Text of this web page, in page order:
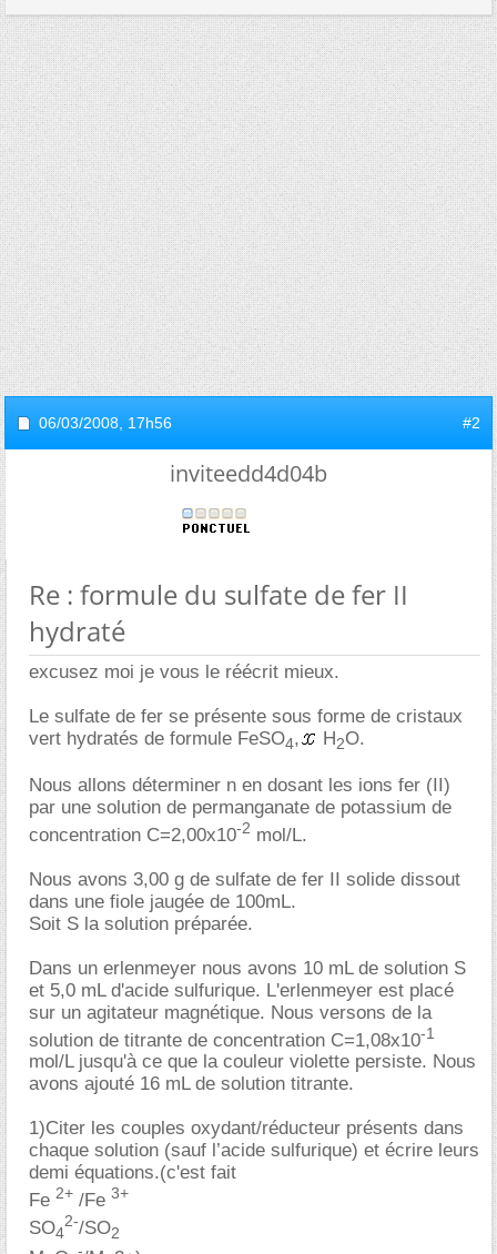
06/03/2008, 17h56 #2
inviteedd4d04b
Re : formule du sulfate de fer II
hydraté
excusez moi je vous le réécrit mieux.
Le sulfate de fer se présente sous forme de cristaux
vert hydratés de formule FeSO4, H2O.
Nous allons déterminer n en dosant les ions fer (II)
par une solution de permanganate de potassium de
concentration C=2,00x10-2 mol/L.
Nous avons 3,00 g de sulfate de fer II solide dissout
dans une fiole jaugée de 100mL.
Soit S la solution préparée.
Dans un erlenmeyer nous avons 10 mL de solution S
et 5,0 mL d'acide sulfurique. L'erlenmeyer est placé
sur un agitateur magnétique. Nous versons de la
solution de titrante de concentration C=1,08x10-1
mol/L jusqu'à ce que la couleur violette persiste. Nous
avons ajouté 16 mL de solution titrante.
1)Citer les couples oxydant/réducteur présents dans
chaque solution (sauf l’acide sulfurique) et écrire leurs
demi équations.(c'est fait
Fe 2+ /Fe 3+
SO4
2-/SO2